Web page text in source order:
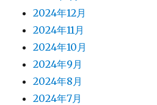
2024年12月
2024年11月
2024年10月
2024年9月
2024年8月
2024年7月